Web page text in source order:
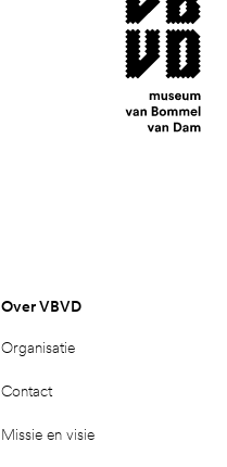
Over VBVD
Organisatie
Contact
Missie en visie